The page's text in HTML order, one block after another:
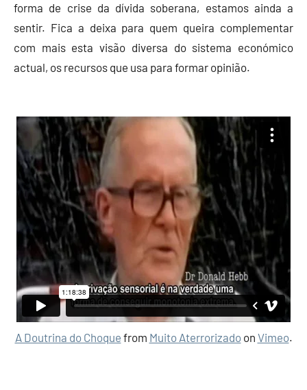
forma de crise da dívida soberana, estamos ainda a
sentir. Fica a deixa para quem queira complementar
com mais esta visão diversa do sistema económico
actual, os recursos que usa para formar opinião.
A Doutrina do Choque from Muito Aterrorizadoon Vimeo.